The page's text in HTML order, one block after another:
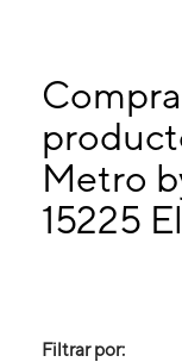
Lunes:
10:00
Martes: 10:00 a.
Miérc:10:00 a.
15225 Ella Blvd
Metro
15225
Filtrar por: